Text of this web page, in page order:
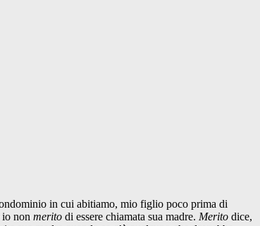
in cui abitiamo, mio figlio poco prima di
non merito di essere chiamata sua madre. Merito dice,